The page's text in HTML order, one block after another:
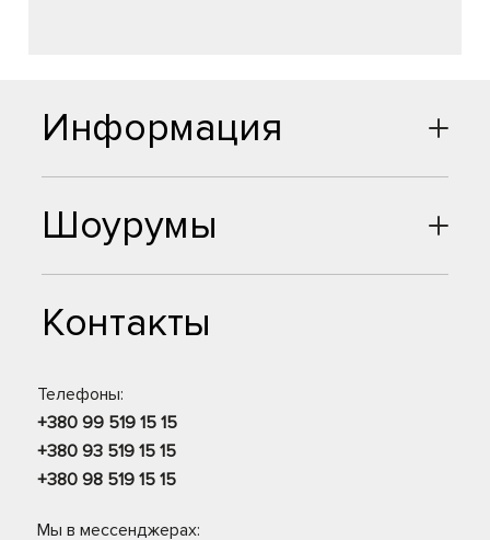
Шоурумы
Контакты
Телефоны:
+380 99 519 15 15
+380 93 519 15 15
+380 98 519 15 15
Мы в мессенджерах:
Информация